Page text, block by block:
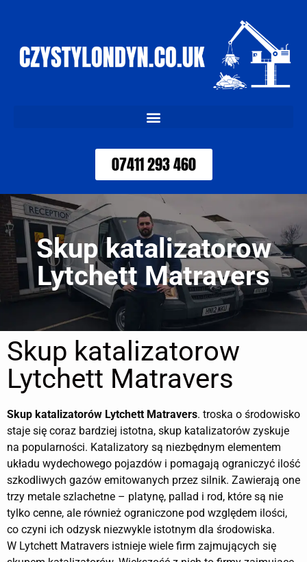
07411 293 460
Skup katalizatorow
Lytchett Matravers
Skup katalizatorow
Lytchett Matravers
Skup katalizatorów Lytchett Matravers. troska o środowisko
staje się coraz bardziej istotna, skup katalizatorów zyskuje
na popularności. Katalizatory są niezbędnym elementem
układu wydechowego pojazdów i pomagają ograniczyć ilość
szkodliwych gazów emitowanych przez silnik. Zawierają one
trzy metale szlachetne – platynę, pallad i rod, które są nie
tylko cenne, ale również ograniczone pod względem ilości,
co czyni ich odzysk niezwykle istotnym dla środowiska.
W Lytchett Matravers istnieje wiele firm zajmujących się